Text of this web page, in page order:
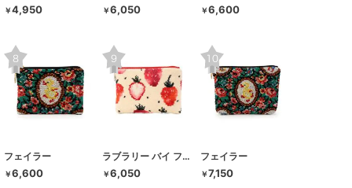
￥4,950 ￥6,050 ￥6,600
フェイラー
￥6,600
ラブラリー バイ フェイラー
￥6,050
フェイラー
￥7,150